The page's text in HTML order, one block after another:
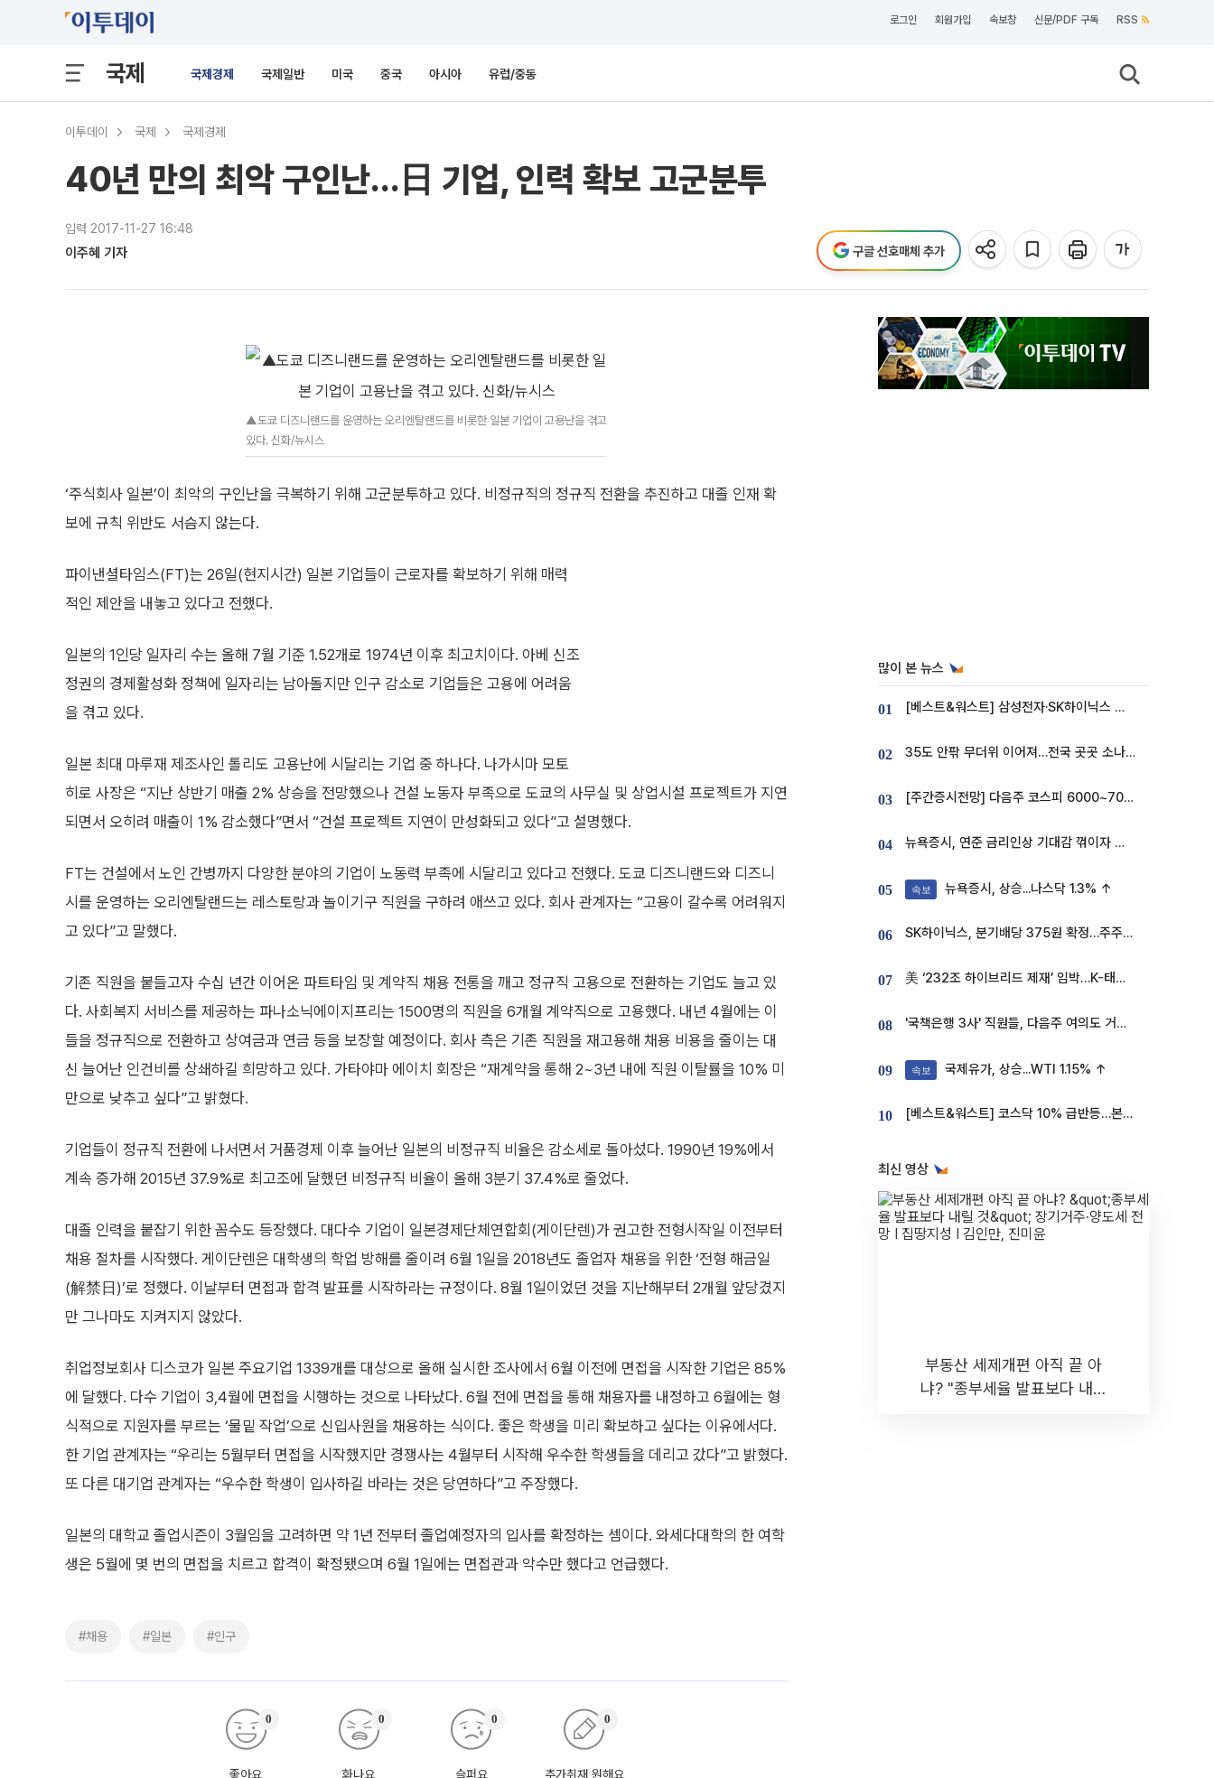
로그인 회원가입 속보창 신문/PDF 구독 RSS
국제 국제경제 국제일반 미국 중국 아시아 유럽/중동
이투데이 국제 국제경제
40년 만의 최악 구인난…日 기업, 인력 확보 고군분투
입력 2017-11-27 16:48
이주혜 기자 구글 선호매체 추가
▲도쿄 디즈니랜드를 운영하는 오리엔탈랜드를 비롯한 일본 기업이 고용난을 겪고
있다. 신화/뉴시스
‘주식회사 일본’이 최악의 구인난을 극복하기 위해 고군분투하고 있다. 비정규직의 정규직 전환을 추진하고 대졸 인재 확
보에 규칙 위반도 서슴지 않는다.
파이낸셜타임스(FT)는 26일(현지시간) 일본 기업들이 근로자를 확보하기 위해 매력
적인 제안을 내놓고 있다고 전했다.
일본의 1인당 일자리 수는 올해 7월 기준 1.52개로 1974년 이후 최고치이다. 아베 신조
정권의 경제활성화 정책에 일자리는 남아돌지만 인구 감소로 기업들은 고용에 어려움
을 겪고 있다.
일본 최대 마루재 제조사인 톨리도 고용난에 시달리는 기업 중 하나다. 나가시마 모토
히로 사장은 “지난 상반기 매출 2% 상승을 전망했으나 건설 노동자 부족으로 도쿄의 사무실 및 상업시설 프로젝트가 지연
되면서 오히려 매출이 1% 감소했다”면서 “건설 프로젝트 지연이 만성화되고 있다”고 설명했다.
FT는 건설에서 노인 간병까지 다양한 분야의 기업이 노동력 부족에 시달리고 있다고 전했다. 도쿄 디즈니랜드와 디즈니
시를 운영하는 오리엔탈랜드는 레스토랑과 놀이기구 직원을 구하려 애쓰고 있다. 회사 관계자는 “고용이 갈수록 어려워지
고 있다”고 말했다.
기존 직원을 붙들고자 수십 년간 이어온 파트타임 및 계약직 채용 전통을 깨고 정규직 고용으로 전환하는 기업도 늘고 있
다. 사회복지 서비스를 제공하는 파나소닉에이지프리는 1500명의 직원을 6개월 계약직으로 고용했다. 내년 4월에는 이
들을 정규직으로 전환하고 상여금과 연금 등을 보장할 예정이다. 회사 측은 기존 직원을 재고용해 채용 비용을 줄이는 대
신 늘어난 인건비를 상쇄하길 희망하고 있다. 가타야마 에이치 회장은 “재계약을 통해 2~3년 내에 직원 이탈률을 10% 미
만으로 낮추고 싶다”고 밝혔다.
기업들이 정규직 전환에 나서면서 거품경제 이후 늘어난 일본의 비정규직 비율은 감소세로 돌아섰다. 1990년 19%에서
계속 증가해 2015년 37.9%로 최고조에 달했던 비정규직 비율이 올해 3분기 37.4%로 줄었다.
대졸 인력을 붙잡기 위한 꼼수도 등장했다. 대다수 기업이 일본경제단체연합회(게이단렌)가 권고한 전형시작일 이전부터
채용 절차를 시작했다. 게이단렌은 대학생의 학업 방해를 줄이려 6월 1일을 2018년도 졸업자 채용을 위한 ‘전형 해금일
(解禁日)’로 정했다. 이날부터 면접과 합격 발표를 시작하라는 규정이다. 8월 1일이었던 것을 지난해부터 2개월 앞당겼지
만 그나마도 지켜지지 않았다.
취업정보회사 디스코가 일본 주요기업 1339개를 대상으로 올해 실시한 조사에서 6월 이전에 면접을 시작한 기업은 85%
에 달했다. 다수 기업이 3,4월에 면접을 시행하는 것으로 나타났다. 6월 전에 면접을 통해 채용자를 내정하고 6월에는 형
식적으로 지원자를 부르는 ‘물밑 작업’으로 신입사원을 채용하는 식이다. 좋은 학생을 미리 확보하고 싶다는 이유에서다.
한 기업 관계자는 “우리는 5월부터 면접을 시작했지만 경쟁사는 4월부터 시작해 우수한 학생들을 데리고 갔다”고 밝혔다.
또 다른 대기업 관계자는 “우수한 학생이 입사하길 바라는 것은 당연하다”고 주장했다.
일본의 대학교 졸업시즌이 3월임을 고려하면 약 1년 전부터 졸업예정자의 입사를 확정하는 셈이다. 와세다대학의 한 여학
생은 5월에 몇 번의 면접을 치르고 합격이 확정됐으며 6월 1일에는 면접관과 악수만 했다고 언급했다.
#채용 #일본 #인구
좋아요
0
화나요
0
슬퍼요
0
추가취재 원해요
0
많이 본 뉴스
01 [베스트&워스트] 삼성전자·SK하이닉스 밀린 한 주…상상인증권은 85% 급등
02 35도 안팎 무더위 이어져…전국 곳곳 소나기 [오늘 날씨]
03 [주간증시전망] 다음주 코스피 6000~7000⋯“外人 수급은 정책이 변수”
04 뉴욕증시, 연준 금리인상 기대감 꺾이자 상승...S&P500 사상 최고치 [종합]
05 속보 뉴욕증시, 상승...나스닥 1.3% ↑
06 SK하이닉스, 분기배당 375원 확정…주주환원책 9월로 앞당겨 발표
07 美 ‘232조 하이브리드 제재’ 임박…K-태양광, 불확실성 털고 날개 다나
08 '국책은행 3사' 직원들, 다음주 여의도 거리 나서는 까닭은
09 속보 국제유가, 상승...WTI 1.15% ↑
10 [베스트&워스트] 코스닥 10% 급반등…본느, 최대주주 변경 기대에 270% 폭등
최신 영상
부동산 세제개편 아직 끝 아
냐? "종부세율 발표보다 내릴